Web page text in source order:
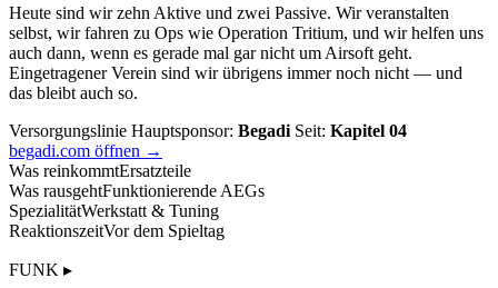
Heute sind wir zehn Aktive und zwei Passive. Wir veranstalten
selbst, wir fahren zu Ops wie Operation Tritium, und wir helfen uns
auch dann, wenn es gerade mal gar nicht um Airsoft geht.
Eingetragener Verein sind wir übrigens immer noch nicht — und
das bleibt auch so.
Versorgungslinie Hauptsponsor: Begadi Seit: Kapitel 04
begadi.com öffnen →
Was reinkommtErsatzteile
Was rausgehtFunktionierende AEGs
SpezialitätWerkstatt & Tuning
ReaktionszeitVor dem Spieltag
FUNK ▸